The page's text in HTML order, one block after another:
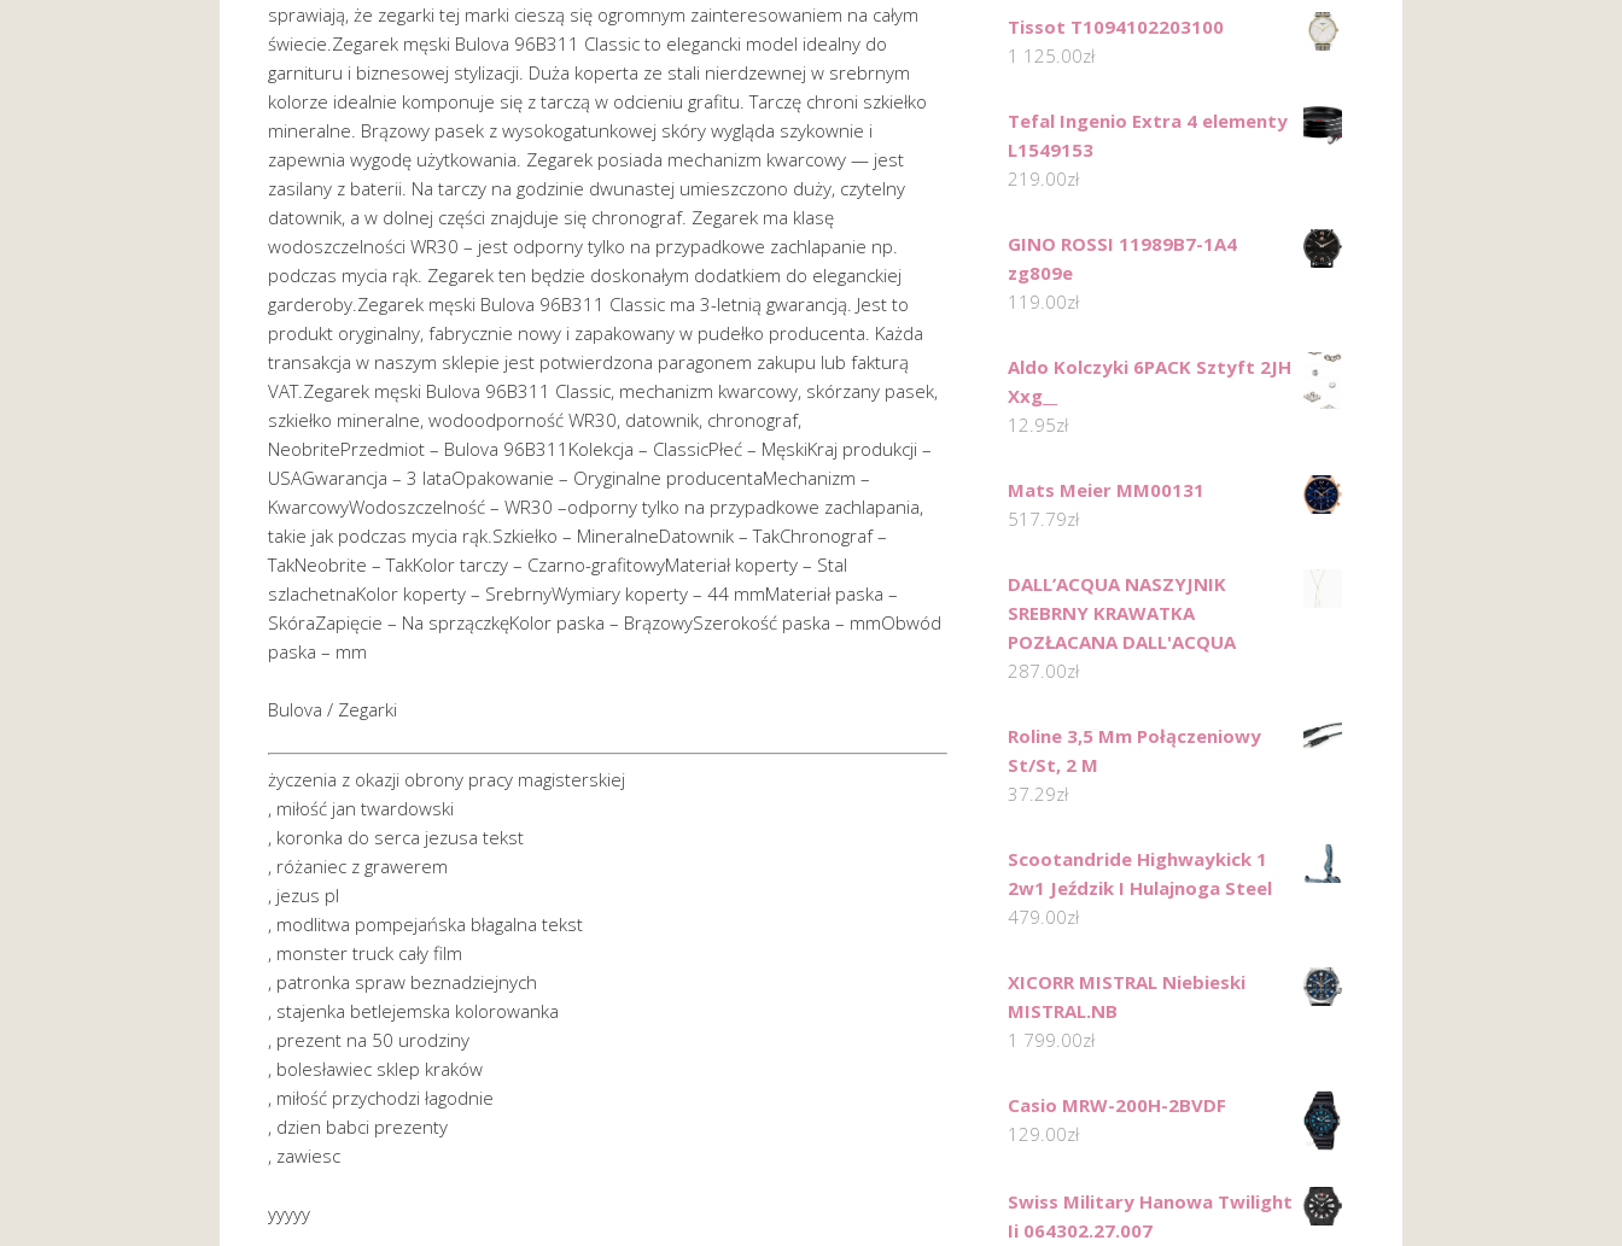
sprawiają, że zegarki tej marki cieszą się ogromnym zainteresowaniem na całym
świecie.Zegarek męski Bulova 96B311 Classic to elegancki model idealny do
garnituru i biznesowej stylizacji. Duża koperta ze stali nierdzewnej w srebrnym
kolorze idealnie komponuje się z tarczą w odcieniu grafitu. Tarczę chroni szkiełko
mineralne. Brązowy pasek z wysokogatunkowej skóry wygląda szykownie i
zapewnia wygodę użytkowania. Zegarek posiada mechanizm kwarcowy — jest
zasilany z baterii. Na tarczy na godzinie dwunastej umieszczono duży, czytelny
datownik, a w dolnej części znajduje się chronograf. Zegarek ma klasę
wodoszczelności WR30 – jest odporny tylko na przypadkowe zachlapanie np.
podczas mycia rąk. Zegarek ten będzie doskonałym dodatkiem do eleganckiej
garderoby.Zegarek męski Bulova 96B311 Classic ma 3-letnią gwarancją. Jest to
produkt oryginalny, fabrycznie nowy i zapakowany w pudełko producenta. Każda
transakcja w naszym sklepie jest potwierdzona paragonem zakupu lub fakturą
VAT.Zegarek męski Bulova 96B311 Classic, mechanizm kwarcowy, skórzany pasek,
szkiełko mineralne, wodoodporność WR30, datownik, chronograf,
NeobritePrzedmiot – Bulova 96B311Kolekcja – ClassicPłeć – MęskiKraj produkcji –
USAGwarancja – 3 lataOpakowanie – Oryginalne producentaMechanizm –
KwarcowyWodoszczelność – WR30 –odporny tylko na przypadkowe zachlapania,
takie jak podczas mycia rąk.Szkiełko – MineralneDatownik – TakChronograf –
TakNeobrite – TakKolor tarczy – Czarno-grafitowyMateriał koperty – Stal
szlachetnaKolor koperty – SrebrnyWymiary koperty – 44 mmMateriał paska –
SkóraZapięcie – Na sprzączkęKolor paska – BrązowySzerokość paska – mmObwód
paska – mm
Bulova / Zegarki
życzenia z okazji obrony pracy magisterskiej
, miłość jan twardowski
, koronka do serca jezusa tekst
, różaniec z grawerem
, jezus pl
, modlitwa pompejańska błagalna tekst
, monster truck cały film
, patronka spraw beznadziejnych
, stajenka betlejemska kolorowanka
, prezent na 50 urodziny
, bolesławiec sklep kraków
, miłość przychodzi łagodnie
, dzien babci prezenty
, zawiesc
yyyyy
Tissot T1094102203100
1 125.00zł
Tefal Ingenio Extra 4 elementy
L1549153
219.00zł
GINO ROSSI 11989B7-1A4
zg809e
119.00zł
Aldo Kolczyki 6PACK Sztyft 2JH
Xxg__
12.95zł
Mats Meier MM00131
517.79zł
DALL’ACQUA NASZYJNIK
SREBRNY KRAWATKA
POZŁACANA DALL'ACQUA
287.00zł
Roline 3,5 Mm Połączeniowy
St/St, 2 M
37.29zł
Scootandride Highwaykick 1
2w1 Jeździk I Hulajnoga Steel
479.00zł
XICORR MISTRAL Niebieski
MISTRAL.NB
1 799.00zł
Casio MRW-200H-2BVDF
129.00zł
Swiss Military Hanowa Twilight
Ii 064302.27.007